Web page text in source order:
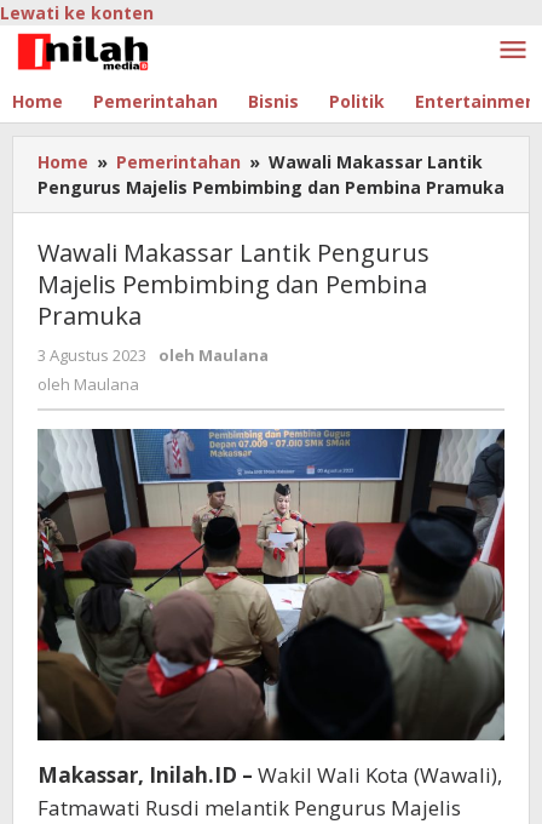
Lewati ke konten
Home Pemerintahan Bisnis Politik
Home » Pemerintahan » Wawali Makassar Lantik
Pengurus Majelis Pembimbing dan Pembina Pramuka
Wawali Makassar Lantik Pengurus
Majelis Pembimbing dan Pembina
Pramuka
3 Agustus 2023 oleh Maulana
oleh Maulana
Makassar, Inilah.ID – Wakil Wali Kota (Wawali),
Fatmawati Rusdi melantik Pengurus Majelis